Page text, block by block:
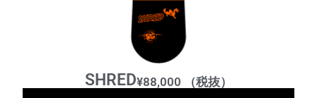
SHRED¥88,000 （税抜）